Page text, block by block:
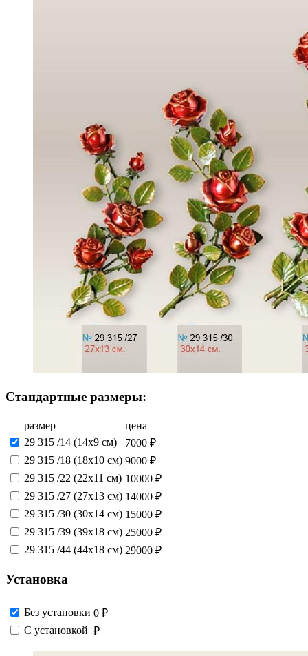
Стандартные размеры:
размер
цена
29 315 /14 (14х9 см)
7000 ₽
29 315 /18 (18х10 см) 9000 ₽
29 315 /22 (22х11 см) 10000 ₽
29 315 /27 (27х13 см) 14000 ₽
29 315 /30 (30х14 см) 15000 ₽
29 315 /39 (39х18 см) 25000 ₽
29 315 /44 (44х18 см) 29000 ₽
Установка
Без установки 0 ₽
С установкой ₽